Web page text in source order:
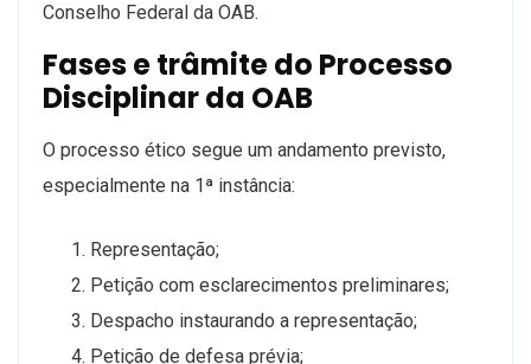
Conselho Federal da OAB.
Fases e trâmite do Processo
Disciplinar da OAB
O processo ético segue um andamento previsto,
especialmente na 1ª instância:
Representação;
Petição com esclarecimentos preliminares;
Despacho instaurando a representação;
Petição de defesa prévia;